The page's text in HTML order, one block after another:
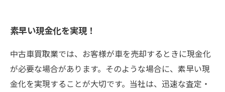
素早い現金化を実現！
中古車買取業では、お客様が車を売却するときに現金化
が必要な場合があります。そのような場合に、素早い現
金化を実現することが大切です。当社は、迅速な査定・